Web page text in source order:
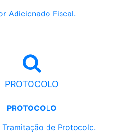
Adicionado Fiscal.
PROTOCOLO
PROTOCOLO
Tramitação de Protocolo.